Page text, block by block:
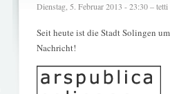
Dienstag, 5. Februar 2013 - 23:30 – tetti
Seit heute ist die Stadt Solingen
Nachricht!